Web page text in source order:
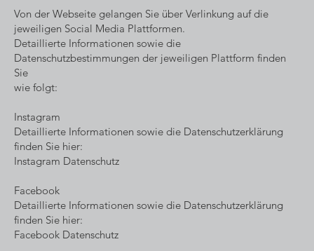
Von der Webseite gelangen Sie über Verlinkung auf die
jeweiligen Social Media Plattformen.
Detaillierte Informationen sowie die
Datenschutzbestimmungen der jeweiligen Plattform finden
Sie
wie folgt:
Instagram
Detaillierte Informationen sowie die Datenschutzerklärung
finden Sie hier:
Instagram Datenschutz
Facebook
Detaillierte Informationen sowie die Datenschutzerklärung
finden Sie hier:
Facebook Datenschutz